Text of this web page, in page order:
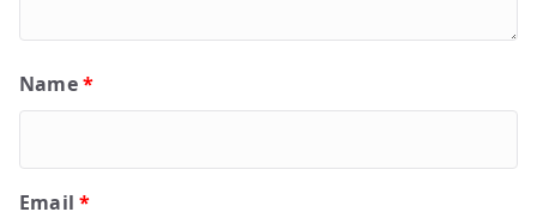
Name*
Email*